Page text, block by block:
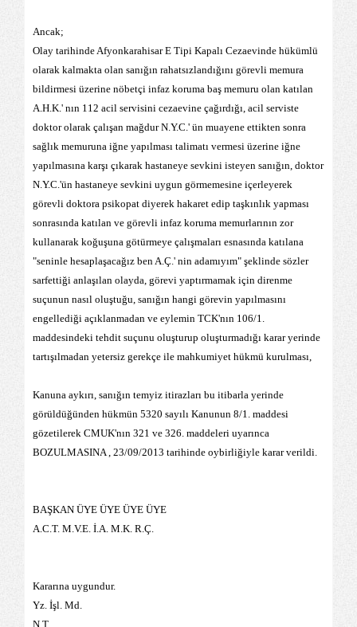
Ancak;
Olay tarihinde Afyonkarahisar E Tipi Kapalı Cezaevinde hükümlü
olarak kalmakta olan sanığın rahatsızlandığını görevli memura
bildirmesi üzerine nöbetçi infaz koruma baş memuru olan katılan
A.H.K.' nın 112 acil servisini cezaevine çağırdığı, acil serviste
doktor olarak çalışan mağdur N.Y.C.' ün muayene ettikten sonra
sağlık memuruna iğne yapılması talimatı vermesi üzerine iğne
yapılmasına karşı çıkarak hastaneye sevkini isteyen sanığın, doktor
N.Y.C.'ün hastaneye sevkini uygun görmemesine içerleyerek
görevli doktora psikopat diyerek hakaret edip taşkınlık yapması
sonrasında katılan ve görevli infaz koruma memurlarının zor
kullanarak koğuşuna götürmeye çalışmaları esnasında katılana
"seninle hesaplaşacağız ben A.Ç.' nin adamıyım" şeklinde sözler
sarfettiği anlaşılan olayda, görevi yaptırmamak için direnme
suçunun nasıl oluştuğu, sanığın hangi görevin yapılmasını
engellediği açıklanmadan ve eylemin TCK'nın 106/1.
maddesindeki tehdit suçunu oluşturup oluşturmadığı karar yerinde
tartışılmadan yetersiz gerekçe ile mahkumiyet hükmü kurulması,
Kanuna aykırı, sanığın temyiz itirazları bu itibarla yerinde
görüldüğünden hükmün 5320 sayılı Kanunun 8/1. maddesi
gözetilerek CMUK'nın 321 ve 326. maddeleri uyarınca
BOZULMASINA , 23/09/2013 tarihinde oybirliğiyle karar verildi.
BAŞKAN ÜYE ÜYE ÜYE ÜYE
A.C.T. M.V.E. İ.A. M.K. R.Ç.
Kararına uygundur.
Yz. İşl. Md.
N.T